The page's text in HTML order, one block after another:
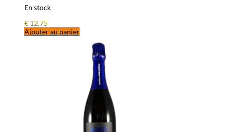
En stock
€ 12,75
Ajouter au panier